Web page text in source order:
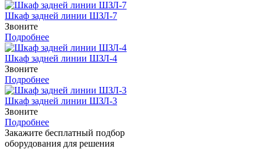
Шкаф задней линии ШЗЛ-7
Звоните
Подробнее
Шкаф задней линии ШЗЛ-4
Звоните
Подробнее
Шкаф задней линии ШЗЛ-3
Звоните
Подробнее
Закажите бесплатный подбор
оборудования для решения